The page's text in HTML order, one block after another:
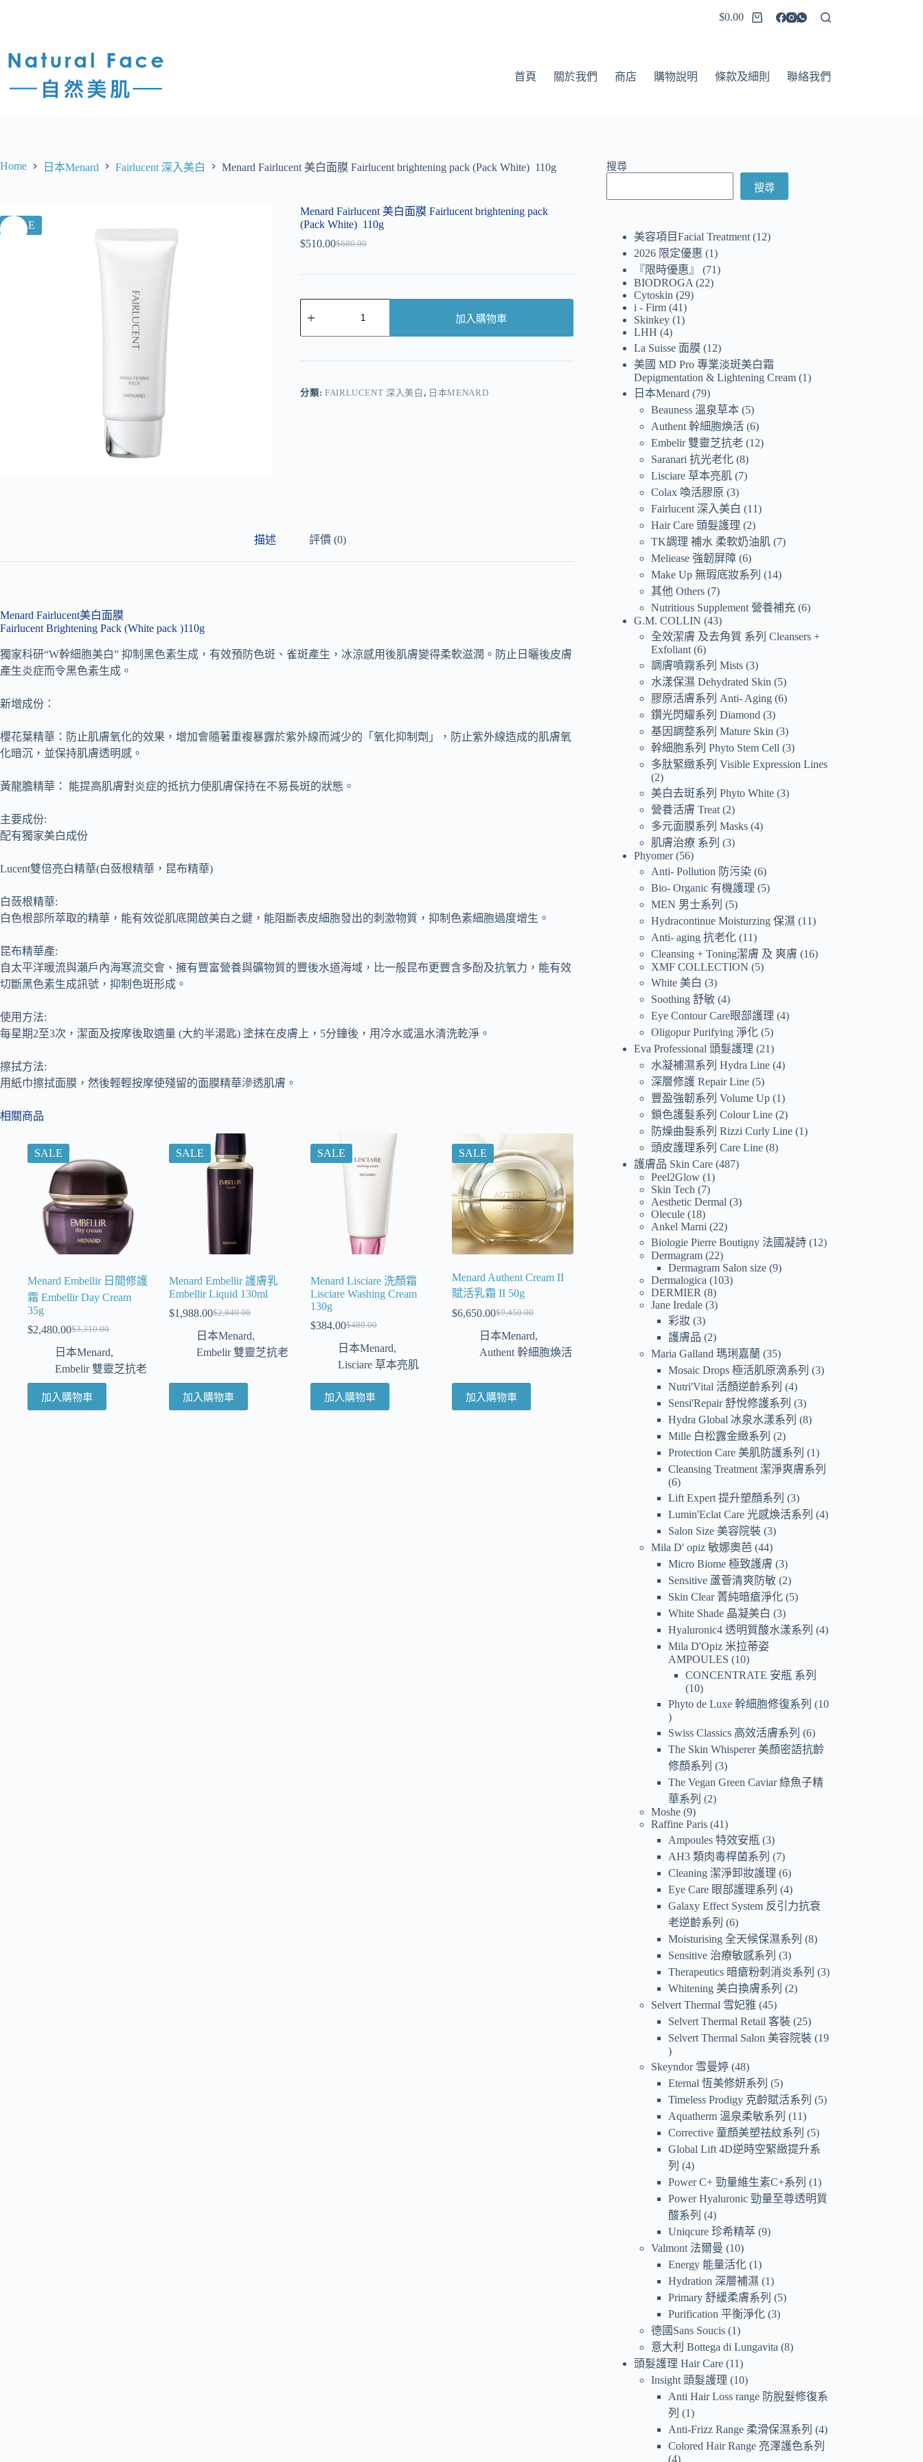
$0.00
首頁 關於我們 商店 購物說明 條款及細則 聯絡我們
Home 日本Menard Fairlucent 深入美白 Menard Fairlucent 美白面膜 Fairlucent brightening pack (Pack White) 110g
SALE
Menard Fairlucent 美白面膜 Fairlucent brightening pack
(Pack White) 110g
$680.00
$510.00
加入購物車
r
分類: FAIRLUCENT 深入美白 , 日本MENARD
描述 評價 (0)
Menard Fairlucent美白面膜
Fairlucent Brightening Pack (White pack )110g
獨家科研“W幹細胞美白” 抑制黑色素生成，有效預防色斑、雀斑產生，冰涼感用後肌膚變得柔軟滋潤。防止日曬後皮膚
產生炎症而令黑色素生成。
新增成份：
櫻花葉精華：防止肌膚氧化的效果，增加會隨著重複暴露於紫外線而減少的「氧化抑制劑」，防止紫外線造成的肌膚氧
化暗沉，並保持肌膚透明感。
黃龍膽精華： 能提高肌膚對炎症的抵抗力使肌膚保持在不易長斑的狀態。
主要成份:
配有獨家美白成份
Lucent雙倍亮白精華(白蔹根精華，昆布精華)
白蔹根精華:
白色根部所萃取的精華，能有效從肌底開啟美白之鍵，能阻斷表皮細胞發出的刺激物質，抑制色素細胞過度增生。
昆布精華產:
自太平洋暖流與瀨戶內海寒流交會、擁有豐富營養與礦物質的豐後水道海域，比一般昆布更豐含多酚及抗氧力，能有效
切斷黑色素生成訊號，抑制色斑形成。
使用方法:
每星期2至3次，潔面及按摩後取適量 (大約半湯匙) 塗抹在皮膚上，5分鐘後，用冷水或溫水清洗乾淨。
擦拭方法:
用紙巾擦拭面膜，然後輕輕按摩使殘留的面膜精華滲透肌膚。
相關商品
SALE
Menard Embellir 日間修護
霜 Embellir Day Cream
35g
$3,310.00
$2,480.00
日本Menard,
Embelir 雙靈芝抗老
加入購物車
SALE
Menard Embellir 護膚乳
Embellir Liquid 130ml
$2,840.00
$1,988.00
日本Menard,
Embelir 雙靈芝抗老
加入購物車
SALE
Menard Lisciare 洗顏霜
Lisciare Washing Cream
130g
$480.00
$384.00
日本Menard,
Lisciare 草本亮肌
加入購物車
SALE
Menard Authent Cream II
賦活乳霜 II 50g
$9,450.00
$6,650.00
日本Menard,
Authent 幹細胞煥活
加入購物車
搜尋
搜尋
美容項目Facial Treatment 12
2026 限定優惠
1
『限時優惠』
71
BIODROGA
22
Cytoskin
29
i - Firm 41
Skinkey 1
LHH 4
La Suisse 面膜 12
美國 MD Pro 專業淡斑美白霜
Depigmentation & Lightening Cream 1
日本Menard
79
Beauness 溫泉草本 5
Authent 幹細胞煥活 6
Embelir 雙靈芝抗老 12
Saranari 抗光老化 8
Lisciare 草本亮肌 7
Colax 喚活膠原 3
Fairlucent 深入美白
11
Hair Care 頭髮護理
2
TK調理 補水 柔軟奶油肌 7
Meliease 強韌屏障 6
Make Up 無瑕底妝系列
14
其他 Others 7
Nutritious Supplement 營養補充 6
G.M. COLLIN 43
全效潔膚 及去角質 系列 Cleansers +
Exfoliant 6
調膚噴霧系列 Mists 3
水漾保濕 Dehydrated Skin
5
膠原活膚系列 Anti- Aging 6
鑽光閃耀系列 Diamond 3
基因調整系列 Mature Skin 3
幹細胞系列 Phyto Stem Cell 3
多肽緊緻系列 Visible Expression Lines
2
美白去斑系列 Phyto White 3
營養活膚 Treat 2
多元面膜系列 Masks 4
肌膚治療 系列
3
Phyomer 56
Anti- Pollution 防污染 6
Bio- Organic 有機護理
5
MEN 男士系列
5
Hydracontinue Moisturzing 保濕
11
Anti- aging 抗老化 11
Cleansing + Toning潔膚 及 爽膚
16
XMF COLLECTION
5
White 美白
3
Soothing 舒敏 4
Eye Contour Care眼部護理 4
Oligopur Purifying 淨化 5
Eva Professional 頭髮護理
21
水凝補濕系列 Hydra Line 4
深層修護 Repair Line 5
豐盈強韌系列 Volume Up 1
鎖色護髮系列 Colour Line 2
防燥曲髮系列 Rizzi Curly Line 1
頭皮護理系列 Care Line 8
護膚品 Skin Care 487
Peel2Glow 1
Skin Tech
7
Aesthetic Dermal 3
Olecule 18
Ankel Marni
22
Biologie Pierre Boutigny 法國凝詩 12
Dermagram 22
Dermagram Salon size 9
Dermalogica
103
DERMIER
8
Jane Iredale 3
彩妝 3
護膚品
2
Maria Galland 瑪琍嘉蘭 35
Mosaic Drops 極活肌原滴系列
3
Nutri'Vital 活顏逆齡系列
4
Sensi'Repair 舒悅修護系列
3
Hydra Global 冰泉水漾系列
8
Mille 白松露金緻系列
2
Protection Care 美肌防護系列
1
Cleansing Treatment 潔淨爽膚系列
6
Lift Expert 提升塑顏系列
3
Lumin'Eclat Care 光感煥活系列
4
Salon Size 美容院裝 3
Mila D' opiz 敏娜奧芭 44
Micro Biome 極致護膚 3
Sensitive 蘆薈清爽防敏 2
Skin Clear 菁純暗瘡淨化 5
White Shade 晶凝美白
3
Hyaluronic4 透明質酸水漾系列
4
Mila D'Opiz 米拉蒂姿
AMPOULES
10
CONCENTRATE 安瓶 系列
10
Phyto de Luxe 幹細胞修復系列
10
Swiss Classics 高效活膚系列
6
The Skin Whisperer 美顏密語抗齡
修顏系列
3
The Vegan Green Caviar 綠魚子精
華系列
2
Moshe 9
Raffine Paris 41
Ampoules 特效安瓶 3
AH3 類肉毒桿菌系列
7
Cleaning 潔淨卸妝護理 6
Eye Care 眼部護理系列
4
Galaxy Effect System 反引力抗衰
老逆齡系列
6
Moisturising 全天候保濕系列
8
Sensitive 治療敏感系列
3
Therapeutics 暗瘡粉刺消炎系列
3
Whitening 美白換膚系列
2
Selvert Thermal 雪妃雅 45
Selvert Thermal Retail 客裝 25
Selvert Thermal Salon 美容院裝 19
Skeyndor 雪曼婷 48
Eternal 恆美修妍系列
5
Timeless Prodigy 克齡賦活系列
5
Aquatherm 溫泉柔敏系列
11
Corrective 童顏美塑祛紋系列
5
Global Lift 4D逆時空緊緻提升系
列
4
Power C+ 勁量維生素C+系列
1
Power Hyaluronic 勁量至尊透明質
酸系列
4
Uniqcure 珍希精萃 9
Valmont 法爾曼
10
Energy 能量活化 1
Hydration 深層補濕
1
Primary 舒緩柔膚系列
5
Purification 平衡淨化 3
德國Sans Soucis 1
意大利 Bottega di Lungavita 8
頭髮護理 Hair Care 11
Insight 頭髮護理
10
Anti Hair Loss range 防脫髮修復系
列
1
Anti-Frizz Range 柔滑保濕系列
4
Colored Hair Range 亮澤護色系列
4